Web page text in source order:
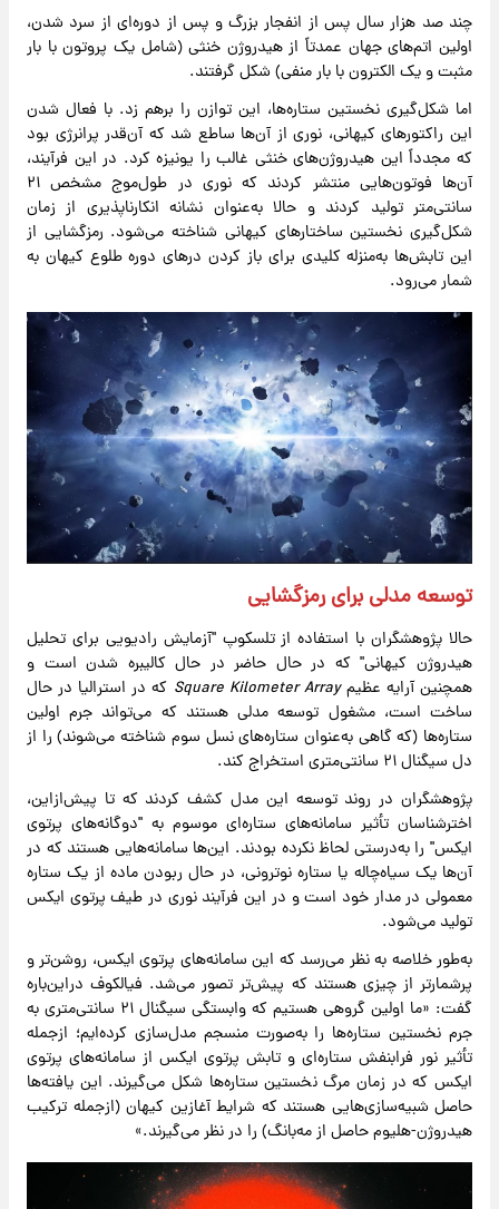
چند صد هزار سال پس از انفجار بزرگ و پس از دوره‌ای از سرد شدن،
اولین اتم‌های جهان عمدتاً از هیدروژن خنثی (شامل یک پروتون با بار
مثبت و یک الکترون با بار منفی) شکل گرفتند.
اما شکل‌گیری نخستین ستاره‌ها، این توازن را برهم زد. با فعال شدن
این راکتورهای کیهانی، نوری از آن‌ها ساطع شد که آن‌قدر پرانرژی بود
که مجدداً این هیدروژن‌های خنثی غالب را یونیزه کرد. در این فرآیند،
آن‌ها فوتون‌هایی منتشر کردند که نوری در طول‌موج مشخص ۲۱
سانتی‌متر تولید کردند و حالا به‌عنوان نشانه انکارناپذیری از زمان
شکل‌گیری نخستین ساختارهای کیهانی شناخته می‌شود. رمزگشایی از
این تابش‌ها به‌منزله کلیدی برای باز کردن درهای دوره طلوع کیهان به
شمار می‌رود.
توسعه مدلی برای رمزگشایی
حالا پژوهشگران با استفاده از تلسکوپ "آزمایش رادیویی برای تحلیل
هیدروژن کیهانی" که در حال حاضر در حال کالیبره شدن است و
همچنین آرایه عظیمSquare Kilometer Array که در استرالیا در حال
ساخت است، مشغول توسعه مدلی هستند که می‌تواند جرم اولین
ستاره‌ها (که گاهی به‌عنوان ستاره‌های نسل سوم شناخته می‌شوند) را از
دل سیگنال ۲۱ سانتی‌متری استخراج کند.
پژوهشگران در روند توسعه این مدل کشف کردند که تا پیش‌ازاین،
اخترشناسان تأثیر سامانه‌های ستاره‌ای موسوم به "دوگانه‌های پرتوی
ایکس" را به‌درستی لحاظ نکرده بودند. این‌ها سامانه‌هایی هستند که در
آن‌ها یک سیاه‌چاله یا ستاره نوترونی، در حال ربودن ماده از یک ستاره
معمولی در مدار خود است و در این فرآیند نوری در طیف پرتوی ایکس
تولید می‌شود.
به‌طور خلاصه به نظر می‌رسد که این سامانه‌های پرتوی ایکس، روشن‌تر و
پرشمارتر از چیزی هستند که پیش‌تر تصور می‌شد. فیالکوف دراین‌باره
گفت: «ما اولین گروهی هستیم که وابستگی سیگنال ۲۱ سانتی‌متری به
جرم نخستین ستاره‌ها را به‌صورت منسجم مدل‌سازی کرده‌ایم؛ ازجمله
تأثیر نور فرابنفش ستاره‌ای و تابش پرتوی ایکس از سامانه‌های پرتوی
ایکس که در زمان مرگ نخستین ستاره‌ها شکل می‌گیرند. این یافته‌ها
حاصل شبیه‌سازی‌هایی هستند که شرایط آغازین کیهان (ازجمله ترکیب
هیدروژن-هلیوم حاصل از مه‌بانگ) را در نظر می‌گیرند.»